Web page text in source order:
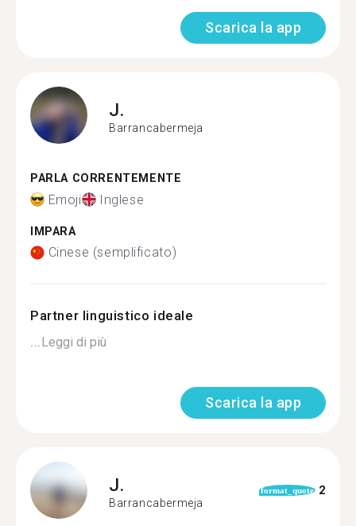
Scarica la app
J.
Barrancabermeja
PARLA CORRENTEMENTE
Emoji Inglese
IMPARA
Cinese (semplificato)
Partner linguistico ideale
...Leggi di più
Scarica la app
J.
Barrancabermeja
format_quote 2